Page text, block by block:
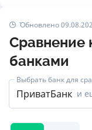
Обновлено
Сравнение
банками
Выбрать банк для
ПриватБанк и